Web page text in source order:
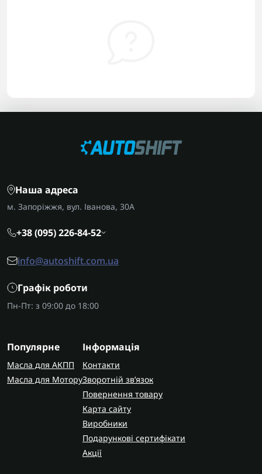
Наша адреса
м. Запоріжжя, вул. Іванова, 30А
+38 (095) 226-84-52
info@autoshift.com.ua
Графік роботи
Пн-Пт: з 09:00 до 18:00
Популярне
Масла для АКПП
Масла для Мотору
Інформація
Контакти
Зворотній зв’язок
Повернення товару
Карта сайту
Виробники
Подарункові сертифікати
Акції